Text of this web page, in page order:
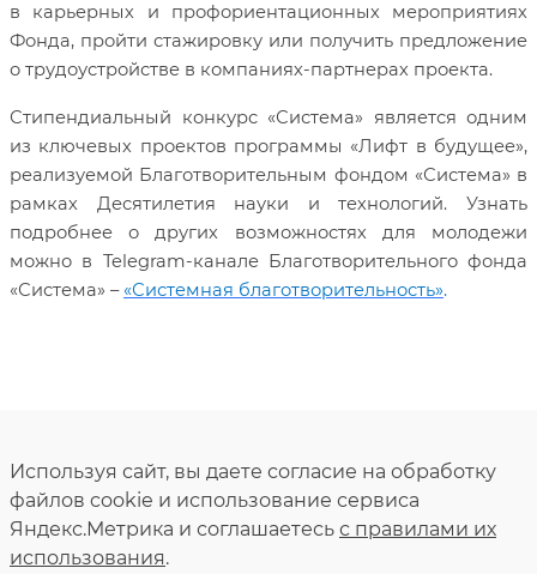
в карьерных и профориентационных мероприятиях
Фонда, пройти стажировку или получить предложение
о трудоустройстве в компаниях-партнерах проекта.
Стипендиальный конкурс «Система» является одним
из ключевых проектов программы «Лифт в будущее»,
реализуемой Благотворительным фондом «Система» в
рамках Десятилетия науки и технологий. Узнать
подробнее о других возможностях для молодежи
можно в Telegram-канале Благотворительного фонда
«Система» – «Системная благотворительность».
Используя сайт, вы даете согласие на обработку
файлов cookie и использование сервиса
Яндекс.Метрика и соглашаетесь с правилами их
использования.